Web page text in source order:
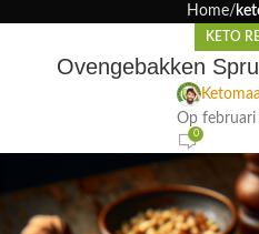
Home
KETO
Ovengebakken
Op februari
0